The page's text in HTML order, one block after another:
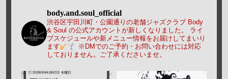
body.and.soul_official
渋谷区宇田川町・公園通りの老舗ジャズクラブ Body
& Soul の公式アカウントが新しくなりました。
ライ
ブスケジュールや新メニュー情報をお届けしてまいり
ます
※DMでのご予約・お問い合わせには対応
しておりません。ご了承くださいませ。